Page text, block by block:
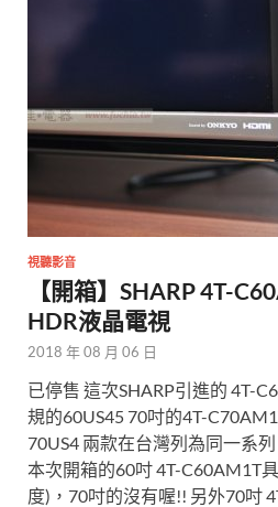
視聽影音
【開箱】SHARP 4T-
HDR液晶電視
2018 年 08 月 06 日
已停售 這次SHARP引進的 4T-
規的60US45 70吋的4T-
70US4 兩款在台灣列為同一系
本次開箱的60吋 4T-C60AM1T
度)，70吋的沒有喔!! 另外70吋